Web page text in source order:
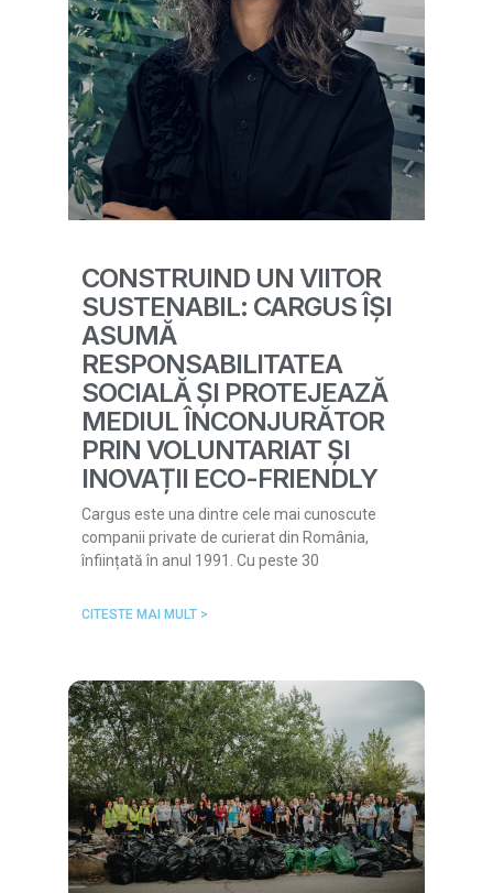
CONSTRUIND UN VIITOR
SUSTENABIL: CARGUS ÎȘI
ASUMĂ
RESPONSABILITATEA
SOCIALĂ ȘI PROTEJEAZĂ
MEDIUL ÎNCONJURĂTOR
PRIN VOLUNTARIAT ȘI
INOVAȚII ECO-FRIENDLY
Cargus este una dintre cele mai cunoscute
companii private de curierat din România,
înființată în anul 1991. Cu peste 30
CITESTE MAI MULT >